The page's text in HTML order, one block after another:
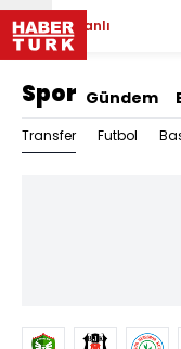
Canlı
Spor Gündem
Transfer Futbol